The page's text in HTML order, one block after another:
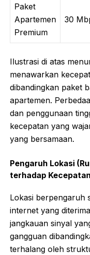
Paket
Apartemen
Premium
30
Ilustrasi di atas
menawarkan
dibandingkan paket
apartemen.
dan penggunaan
kecepatan yang
yang bersamaan.
Pengaruh Lokasi
terhadap
Lokasi berpengaruh
internet yang
jangkauan sinyal
gangguan
terhalang oleh